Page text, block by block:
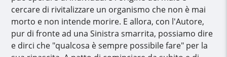
cercare di rivitalizzare un organismo che non è mai
morto e non intende morire. E allora, con l'Autore,
pur di fronte ad una Sinistra smarrita, possiamo dire
e dirci che "qualcosa è sempre possibile fare" per la